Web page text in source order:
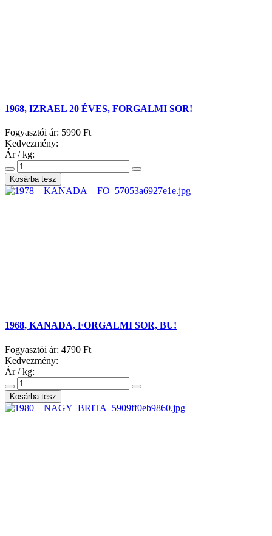
1968, IZRAEL 20 ÉVES, FORGALMI SOR!
Fogyasztói ár: 5990 Ft
Kedvezmény:
Ár / kg:
1968, KANADA, FORGALMI SOR, BU!
Fogyasztói ár: 4790 Ft
Kedvezmény:
Ár / kg: